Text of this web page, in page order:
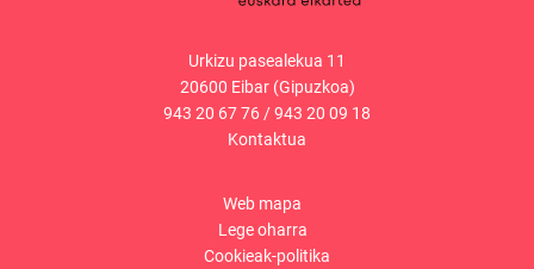
Urkizu pasealekua 11
20600 Eibar (Gipuzkoa)
943 20 67 76/943 20 09 18
Kontaktua
Web mapa
Lege oharra
Cookieak-politika